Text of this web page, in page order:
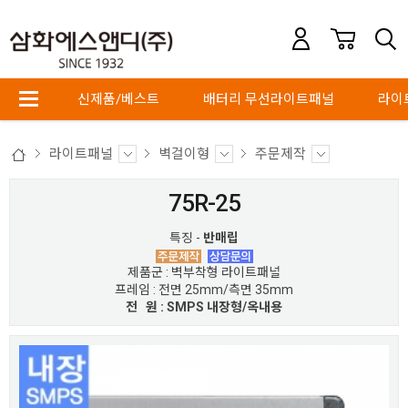
신제품/베스트 배터리 무선라이트패널 라이
라이트패널 벽걸이형 주문제작
75R-25
특징 - 반매립
제품군 : 벽부착형 라이트패널
프레임 : 전면 25mm/측면 35mm
전 원 : SMPS 내장형/옥내용